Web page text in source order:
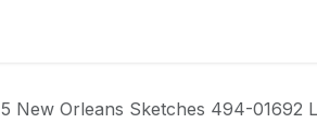
5 New Orleans Sketches 494-01692